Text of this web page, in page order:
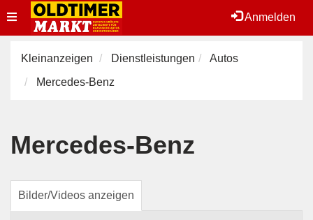
Anmelden
Toggle
navigation
Kleinanzeigen Dienstleistungen
Autos
Mercedes-Benz
Mercedes-Benz
Bilder/Videos anzeigen